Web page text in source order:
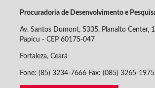
Procuradoria de Desenvolvimento e
Av. Santos Dumont, 5335, Planalto Center,
Papicu - CEP 60175-047
Fortaleza, Ceará
Fone: (85) 3234-7666 Fax: (085) 3265-1975